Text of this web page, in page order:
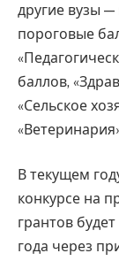
другие вузы
пороговые
баллов,
«Сельское
В текущем
конкурсе на
грантов
года через